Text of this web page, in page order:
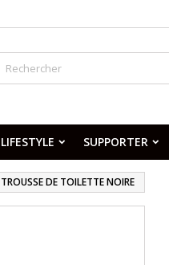
LIFESTYLE SUPPORTER
TROUSSE DE TOILETTE NOIRE